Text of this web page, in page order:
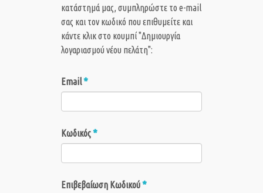
κατάστημά μας, συμπληρώστε το e-mail
σας και τον κωδικό που επιθυμείτε και
κάντε κλικ στο κουμπί "Δημιουργία
λογαριασμού νέου πελάτη":
Email*
Κωδικός*
Επιβεβαίωση Κωδικού*